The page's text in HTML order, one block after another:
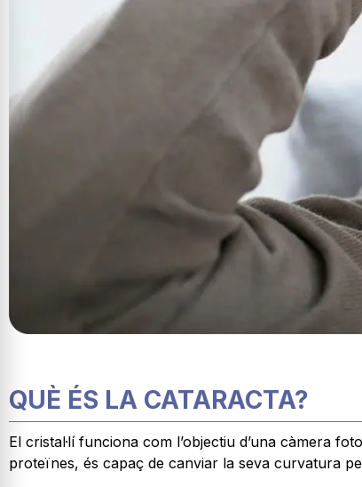
QUÈ ÉS LA CATARACTA?
El cristal·lí funciona com l’objectiu d’una càmera
proteïnes, és capaç de canviar la seva curvatura